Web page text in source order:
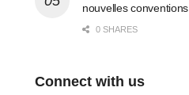
nouvelles conventions
0 SHARES
Connect with us